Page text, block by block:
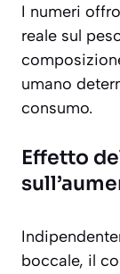
I numeri
reale sul
umano
consumo.
Effetto
boccale, il